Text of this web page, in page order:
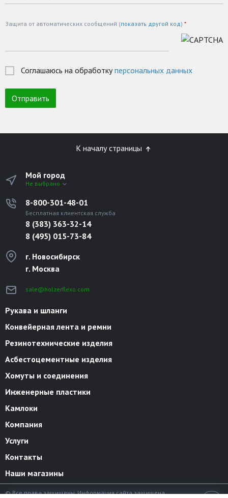
Защита от автоматических сообщений (показать другой код) *
Соглашаюсь на обработкуперсональных данных
К началу страницы
Мой город
Не выбрано
8-800-301-48-01
Бесплатная клиентская служба
8 (383) 363-32-14
8 (495) 015-73-84
г. Новосибирск
г. Москва
sale@holzerflexo.com
Рукава и шланги
Конвейерная лента и ремни
Резинотехнические изделия
Асбестоцементные изделия
Хомуты и соединения
Инженерные пластики
Камлоки
Компания
Услуги
Контакты
Наши магазины
© Все права защищены. Информация сайта защищена